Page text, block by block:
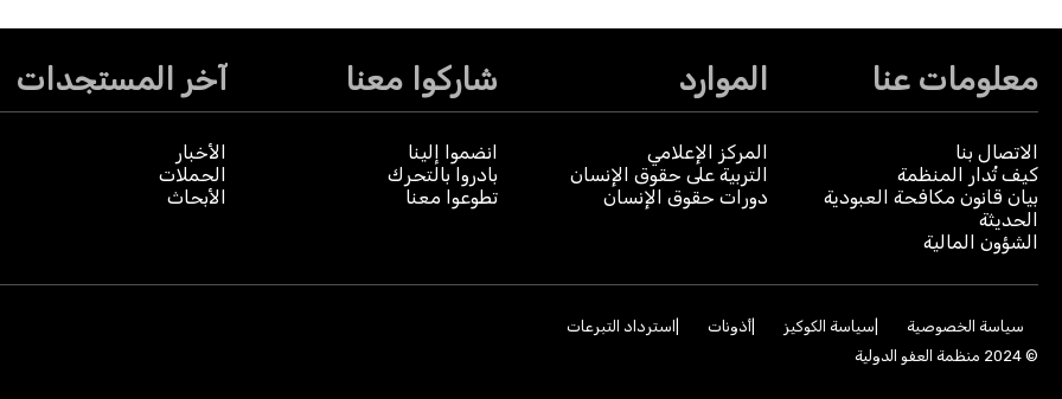
معلومات عنا
الاتصال بنا
كيف تُدار المنظمة
بيان قانون مكافحة العبودية
الحديثة
الشؤون المالية
الموارد
المركز الإعلامي
التربية على حقوق الإنسان
دورات حقوق الإنسان
شاركوا معنا
انضموا إلينا
بادروا بالتحرك
تطوعوا معنا
آخر المستجدات
الأخبار
الحملات
الأبحاث
سياسة الخصوصية سياسة الكوكيز أذونات
استرداد التبرعات
© 2024 منظمة العفو الدولية